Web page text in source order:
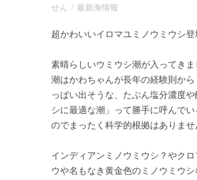
ユ
ノ
ウ
ミ
ウ
シ
は
せん / 最新海情報
超かわいいイロマユミノウミウシ登
素晴らしいウミウシ潮が入ってき
潮はかわちゃんが長年の経験則か
っぱい出そうな、たぶん塩分濃度
シに最適な潮」って勝手に呼んで
のでまったく科学的根拠はありませ
インディアンミノウミウシ？やク
ウや名もなき黄金色のミノウミウ